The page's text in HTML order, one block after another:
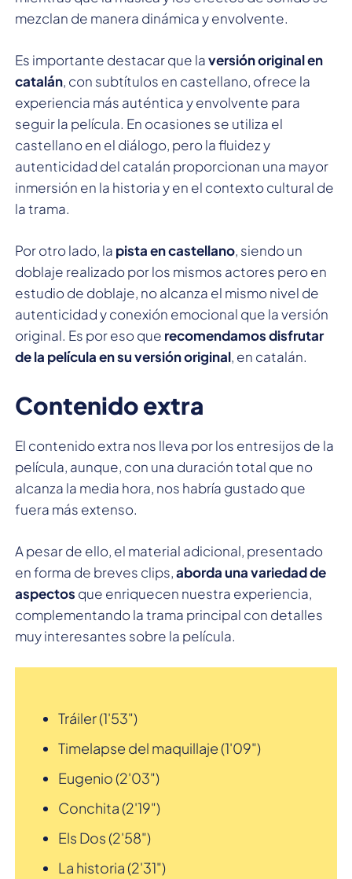
mezclan de manera dinámica y envolvente.
Es importante destacar que laversión original en
catalán, con subtítulos en castellano, ofrece la
experiencia más auténtica y envolvente para
seguir la película. En ocasiones se utiliza el
castellano en el diálogo, pero la fluidez y
autenticidad del catalán proporcionan una mayor
inmersión en la historia y en el contexto cultural de
la trama.
Por otro lado, la pista en castellano, siendo un
doblaje realizado por los mismos actores pero en
estudio de doblaje, no alcanza el mismo nivel de
autenticidad y conexión emocional que la versión
original. Es por eso que recomendamos disfrutar
de la película en su versión original, en catalán.
Contenido extra
El contenido extra nos lleva por los entresijos de la
película, aunque, con una duración total que no
alcanza la media hora, nos habría gustado que
fuera más extenso.
A pesar de ello, el material adicional, presentado
en forma de breves clips,aborda una variedad de
aspectos que enriquecen nuestra experiencia,
complementando la trama principal con detalles
muy interesantes sobre la película.
Tráiler (1'53")
Timelapse del maquillaje (1'09")
Eugenio (2'03")
Conchita (2'19")
Els Dos (2'58")
La historia (2'31")